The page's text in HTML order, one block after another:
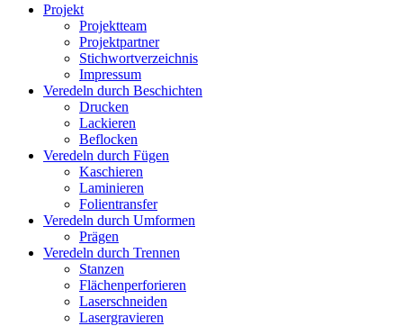
Projekt
Projektteam
Projektpartner
Stichwortverzeichnis
Impressum
Veredeln durch Beschichten
Drucken
Lackieren
Beflocken
Veredeln durch Fügen
Kaschieren
Laminieren
Folientransfer
Veredeln durch Umformen
Prägen
Veredeln durch Trennen
Stanzen
Flächenperforieren
Laserschneiden
Lasergravieren